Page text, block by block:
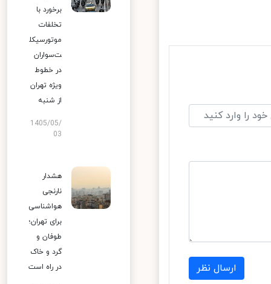
ارسال نظر
برخورد با
تخلفات
موتورسیکل
ت‌سواران
در خطوط
ویژه تهران
از شنبه
1405/05/
03
هشدار
نارنجی
هواشناسی
برای تهران؛
طوفان و
گرد و خاک
در راه است